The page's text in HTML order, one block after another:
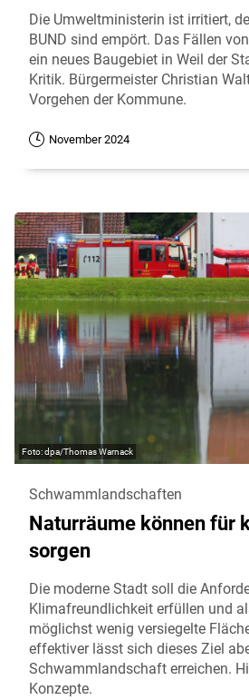
Die Umweltministerin ist irritiert,
BUND sind empört. Das Fällen
ein neues Baugebiet in Weil der
Kritik. Bürgermeister Christian
Vorgehen der Kommune.
November 2024
dpa/Thomas Warnack
Schwammlandschaften
Naturräume können für
sorgen
Die moderne Stadt soll die
Klimafreundlichkeit erfüllen und
möglichst wenig versiegelte
effektiver lässt sich dieses Ziel
Schwammlandschaft erreichen.
Konzepte.